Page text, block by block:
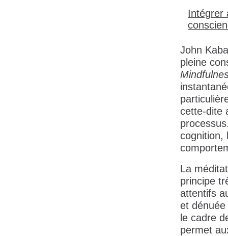
Intégrer
John
pleine
cette-dite
cognition,
La
principe
attentifs
et dénuée
le cadre
permet